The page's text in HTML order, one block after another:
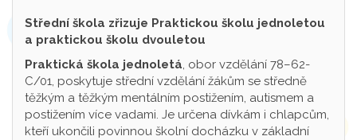
Střední škola zřizuje Praktickou školu jednoletou
a praktickou školu dvouletou
Praktická škola jednoletá, obor vzdělání 78–62-
C/01, poskytuje střední vzdělání žákům se středně
těžkým a těžkým mentálním postižením, autismem a
postižením více vadami. Je určena dívkám i chlapcům,
kteří ukončili povinnou školní docházku v základní